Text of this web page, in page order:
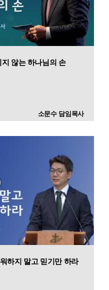
않는 하나님의 손
소문수 담임목사
하지 말고 믿기만 하라